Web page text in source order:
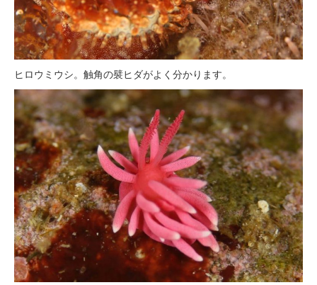
ヒロウミウシ。触角の襞ヒダがよく分かります。